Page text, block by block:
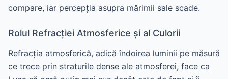
compare, iar percepția asupra mărimii sale scade.
Rolul Refracției Atmosferice și al Culorii
Refracția atmosferică, adică îndoirea luminii pe măsură
ce trece prin straturile dense ale atmosferei, face ca